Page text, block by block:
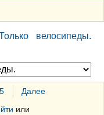
велосипеды.
Далее
или